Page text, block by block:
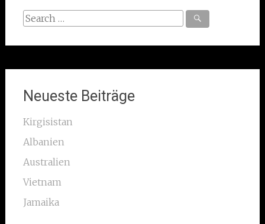
Search
Neueste Beiträge
Kirgisistan
Albanien
Australien
Vietnam
Jamaika